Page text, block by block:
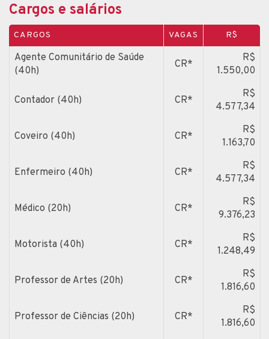
Cargos e salários
CARGOS VAGAS R$
Agente Comunitário de Saúde
(40h)
CR*
R$
1.550,00
Contador (40h) CR*
R$
4.577,34
Coveiro (40h) CR*
R$
1.163,70
Enfermeiro (40h) CR*
R$
4.577,34
Médico (20h) CR*
R$
9.376,23
Motorista (40h) CR*
R$
1.248,49
Professor de Artes (20h) CR*
R$
1.816,60
Professor de Ciências (20h) CR*
R$
1.816,60